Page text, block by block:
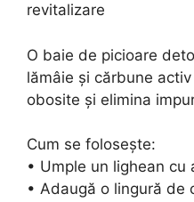
revitalizare
O baie de picioare
lămâie și cărbune
obosite și elimina
Cum se folosește:
• Umple un lighean cu
• Adaugă o lingură de